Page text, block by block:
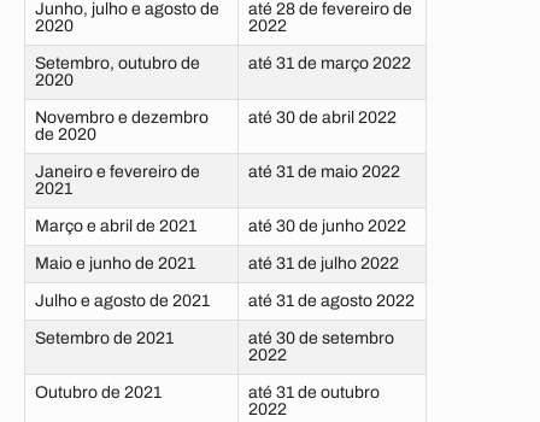
Junho, julho e agosto de
2020
até 28 de fevereiro de
2022
Setembro, outubro de
2020
até 31 de março 2022
Novembro e dezembro
de 2020
até 30 de abril 2022
Janeiro e fevereiro de
2021
até 31 de maio 2022
Março e abril de 2021 até 30 de junho 2022
Maio e junho de 2021 até 31 de julho 2022
Julho e agosto de 2021 até 31 de agosto 2022
Setembro de 2021
até 30 de setembro
2022
Outubro de 2021
até 31 de outubro
2022